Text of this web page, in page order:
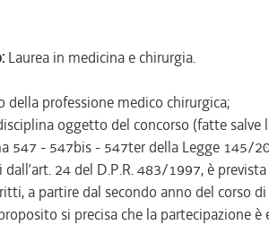
Laurea in medicina e chirurgia.
della professione medico chirurgica;
oggetto del concorso (fatte salve
547 - 547bis - 547ter della Legge 145/
24 del D.P.R. 483/1997, è
a partire dal secondo anno del corso
si precisa che la partecipazione è